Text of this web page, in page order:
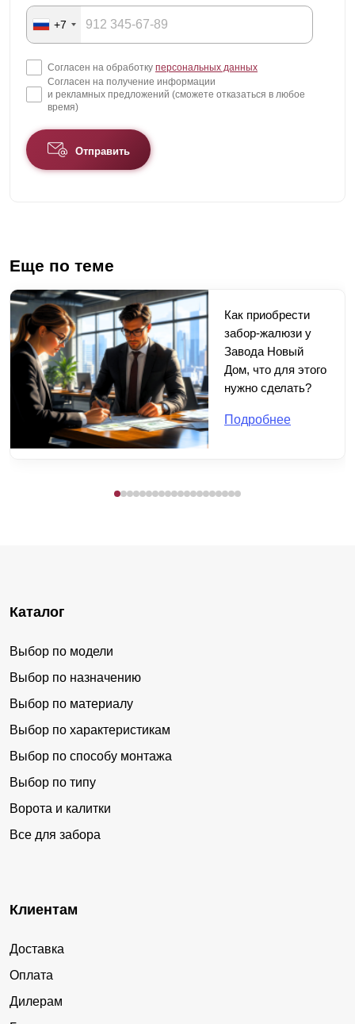
+7
Согласен на обработку персональных данных
Согласен на получение информации
и рекламных предложений (сможете отказаться в любое
время)
Отправить
Еще по теме
Как приобрести
забор-жалюзи у
Завода Новый
Дом, что для этого
нужно сделать?
Подробнее
Каталог
Выбор по модели
Выбор по назначению
Выбор по материалу
Выбор по характеристикам
Выбор по способу монтажа
Выбор по типу
Ворота и калитки
Все для забора
Клиентам
Доставка
Оплата
Дилерам